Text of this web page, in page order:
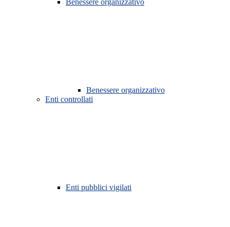
Benessere organizzativo
Benessere organizzativo
Enti controllati
Enti pubblici vigilati